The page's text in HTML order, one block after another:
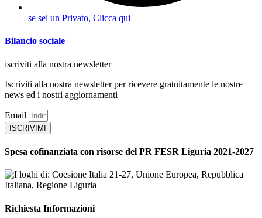
se sei un Privato, Clicca qui
Bilancio sociale
iscriviti alla nostra newsletter
Iscriviti alla nostra newsletter per ricevere gratuitamente le nostre
news ed i nostri aggiornamenti
Email
ISCRIVIMI
Spesa cofinanziata con risorse del PR FESR Liguria 2021-2027
Richiesta Informazioni